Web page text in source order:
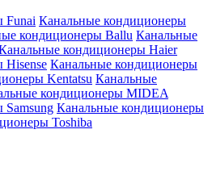
Funai Канальные кондиционеры
кондиционеры Ballu Канальные
кондиционеры Haier
Hisense Канальные кондиционеры
Kentatsu Канальные
кондиционеры MIDEA
Канальные кондиционеры
Toshiba